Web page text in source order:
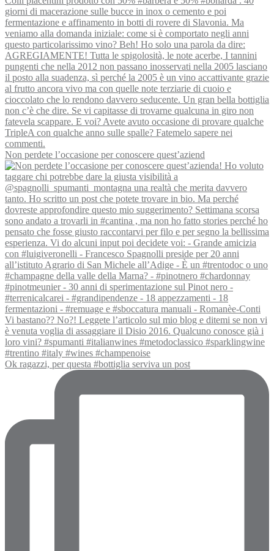
Non perdete l’occasione per conoscere quest’aziend
Ok ragazzi, per questa #bottiglia serviva un post